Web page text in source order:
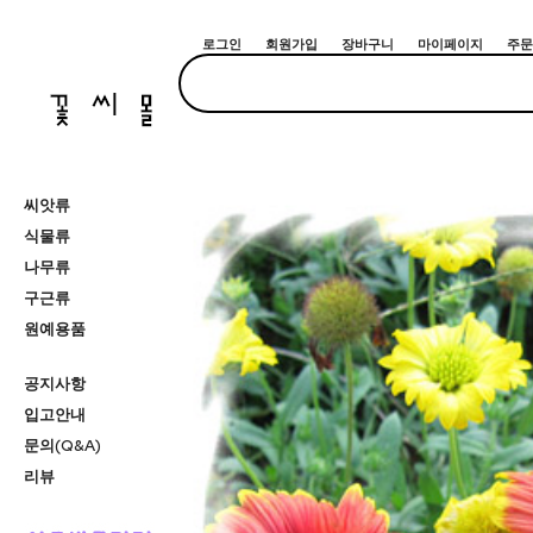
로그인 회원가입 장바구니 마이페이지 주
씨앗류
식물류
나무류
구근류
원예용품
공지사항
입고안내
문의(Q&A)
리뷰